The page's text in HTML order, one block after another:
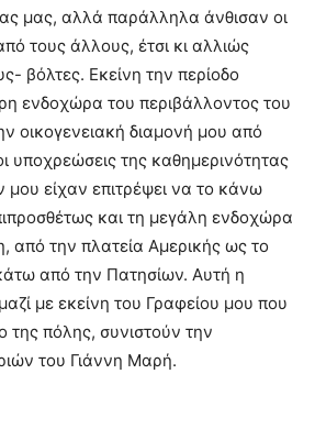
μας, αλλά παράλληλα άνθισαν οι
τους άλλους, έτσι κι αλλιώς
βόλτες. Εκείνη την περίοδο
ενδοχώρα του περιβάλλοντος του
οικογενειακή διαμονή μου από
υποχρεώσεις της καθημερινότητας
μου είχαν επιτρέψει να το κάνω
και τη μεγάλη ενδοχώρα
από την πλατεία Αμερικής ως το
από την Πατησίων. Αυτή η
με εκείνη του Γραφείου μου που
της πόλης, συνιστούν την
του Γιάννη Μαρή.